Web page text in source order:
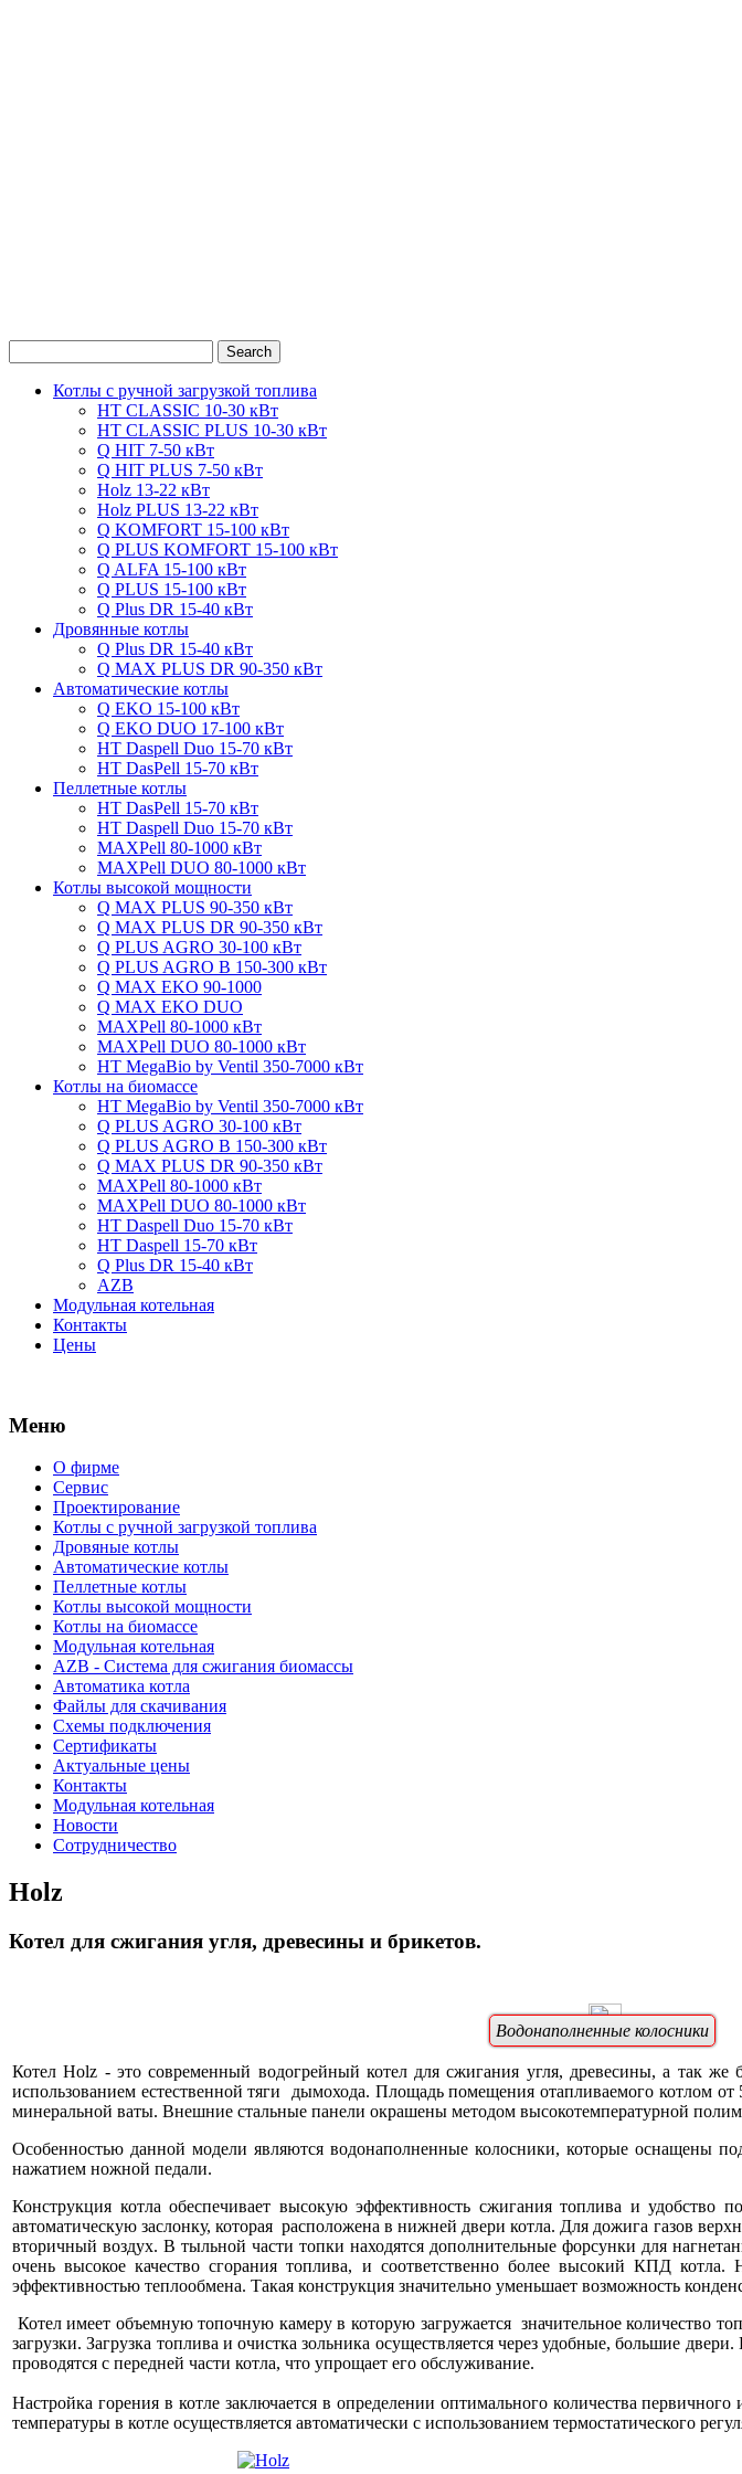
Котлы с ручной загрузкой топлива
HT CLASSIC 10-30 кВт
HT CLASSIC PLUS 10-30 кВт
Q HIT 7-50 кВт
Q HIT PLUS 7-50 кВт
Holz 13-22 кВт
Holz PLUS 13-22 кВт
Q KOMFORT 15-100 кВт
Q PLUS KOMFORT 15-100 кВт
Q ALFA 15-100 кВт
Q PLUS 15-100 кВт
Q Plus DR 15-40 кВт
Дровянные котлы
Q Plus DR 15-40 кВт
Q MAX PLUS DR 90-350 кВт
Автоматические котлы
Q EKO 15-100 кВт
Q EKO DUO 17-100 кВт
HT Daspell Duo 15-70 кВт
HT DasPell 15-70 кВт
Пеллетные котлы
HT DasPell 15-70 кВт
HT Daspell Duo 15-70 кВт
MAXPell 80-1000 кВт
MAXPell DUO 80-1000 кВт
Котлы высокой мощности
Q MAX PLUS 90-350 кВт
Q MAX PLUS DR 90-350 кВт
Q PLUS AGRO 30-100 кВт
Q PLUS AGRO B 150-300 кВт
Q MAX EKO 90-1000
Q MAX EKO DUO
MAXPell 80-1000 кВт
MAXPell DUO 80-1000 кВт
HT MegaBio by Ventil 350-7000 кВт
Котлы на биомассе
HT MegaBio by Ventil 350-7000 кВт
Q PLUS AGRO 30-100 кВт
Q PLUS AGRO B 150-300 кВт
Q MAX PLUS DR 90-350 кВт
MAXPell 80-1000 кВт
MAXPell DUO 80-1000 кВт
HT Daspell Duo 15-70 кВт
HT Daspell 15-70 кВт
Q Plus DR 15-40 кВт
AZB
Модульная котельная
Контакты
Цены
Меню
О фирме
Сервис
Проектирование
Котлы с ручной загрузкой топлива
Дровяные котлы
Автоматические котлы
Пеллетные котлы
Котлы высокой мощности
Котлы на биомассе
Модульная котельная
AZB - Система для сжигания биомассы
Автоматика котла
Файлы для скачивания
Схемы подключения
Сертификаты
Актуальные цены
Контакты
Модульная котельная
Новости
Сотрудничество
Holz
Котел для сжигания угля, древесины и брикетов.
Водонаполненные колосники
Котел Holz - это современный водогрейный котел для сжигания угля, древесины, а так же
использованием естественной тяги дымохода. Площадь помещения отапливаемого котлом
минеральной ваты. Внешние стальные панели окрашены методом высокотемпературной
Особенностью данной модели являются водонаполненные колосники, которые оснащены
нажатием ножной педали.
Конструкция котла обеспечивает высокую эффективность сжигания топлива и удобство
автоматическую заслонку, которая расположена в нижней двери котла. Для дожига газов
вторичный воздух. В тыльной части топки находятся дополнительные форсунки для
очень высокое качество сгорания топлива, и соответственно более высокий КПД котла.
эффективностью теплообмена. Такая конструкция значительно уменьшает возможность
Котел имеет объемную топочную камеру в которую загружается значительное количество
загрузки. Загрузка топлива и очистка зольника осуществляется через удобные, большие
проводятся с передней части котла, что упрощает его обслуживание.
Настройка горения в котле заключается в определении оптимального количества
температуры в котле осуществляется автоматически с использованием термостатического